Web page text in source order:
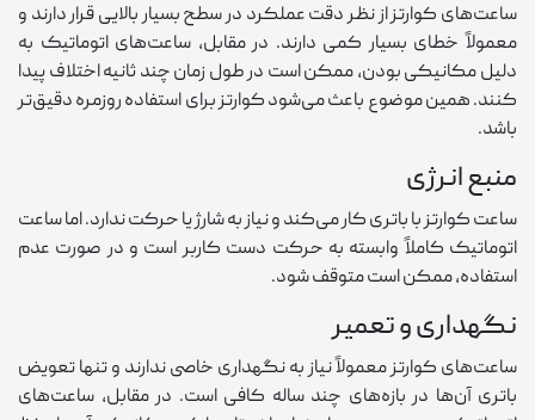
ساعت‌های کوارتز از نظر دقت عملکرد در سطح بسیار بالایی قرار دارند و
معمولاً خطای بسیار کمی دارند. در مقابل، ساعت‌های اتوماتیک به
دلیل مکانیکی بودن، ممکن است در طول زمان چند ثانیه اختلاف پیدا
کنند. همین موضوع باعث می‌شود کوارتز برای استفاده روزمره دقیق‌تر
باشد.
منبع انرژی
ساعت کوارتز با باتری کار می‌کند و نیاز به شارژ یا حرکت ندارد. اما ساعت
اتوماتیک کاملاً وابسته به حرکت دست کاربر است و در صورت عدم
استفاده، ممکن است متوقف شود.
نگهداری و تعمیر
ساعت‌های کوارتز معمولاً نیاز به نگهداری خاصی ندارند و تنها تعویض
باتری آن‌ها در بازه‌های چند ساله کافی است. در مقابل، ساعت‌های